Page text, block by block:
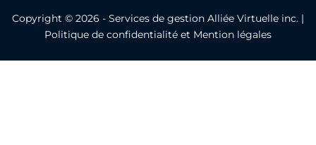
Copyright © 2026 - Services de gestion Alliée Virtuelle inc. |
Politique de confidentialité et Mention légales